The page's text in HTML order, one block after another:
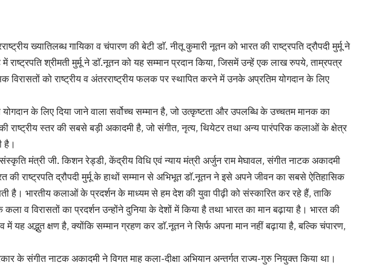
ख्यातिलब्ध गायिका व चंपारण की बेटी डाॅ. नीतू कुमारी नूतन को भारत की राष्ट्रपति द्रौपदी मुर्मू ने
श्रीमती मुर्मू ने डाॅ.नूतन को यह सम्मान प्रदान किया, जिसमें उन्हें एक लाख रुपये, ताम्रपत्र
को राष्ट्रीय व अंतरराष्ट्रीय फलक पर स्थापित करने में उनके अप्रतिम योगदान के लिए
के लिए दिया जाने वाला सर्वोच्च सम्मान है, जो उत्कृष्टता और उपलब्धि के उच्चतम मानक का
स्तर की सबसे बड़ी अकादमी है, जो संगीत, नृत्य, थियेटर तथा अन्य पारंपरिक कलाओं के क्षेत्र
है।
मंत्री जी. किशन रेड्डी, केंद्रीय विधि एवं न्याय मंत्री अर्जुन राम मेघावल, संगीत नाटक अकादमी
की राष्ट्रपति द्रौपदी मुर्मू के हाथों सम्मान से अभिभूत डाॅ.नूतन ने इसे अपने जीवन का सबसे ऐतिहासिक
भारतीय कलाओं के प्रदर्शन के माध्यम से हम देश की युवा पीढ़ी को संस्कारित कर रहे हैं, ताकि
विरासतों का प्रदर्शन उन्होंने दुनिया के देशों में किया है तथा भारत का मान बढ़ाया है। भारत की
यह अद्भुत क्षण है, क्योंकि सम्मान ग्रहण कर डाॅ.नूतन ने सिर्फ अपना मान नहीं बढ़ाया है, बल्कि चंपारण,
के संगीत नाटक अकादमी ने विगत माह कला-दीक्षा अभियान अन्तर्गत राज्य-गुरु नियुक्त किया था।